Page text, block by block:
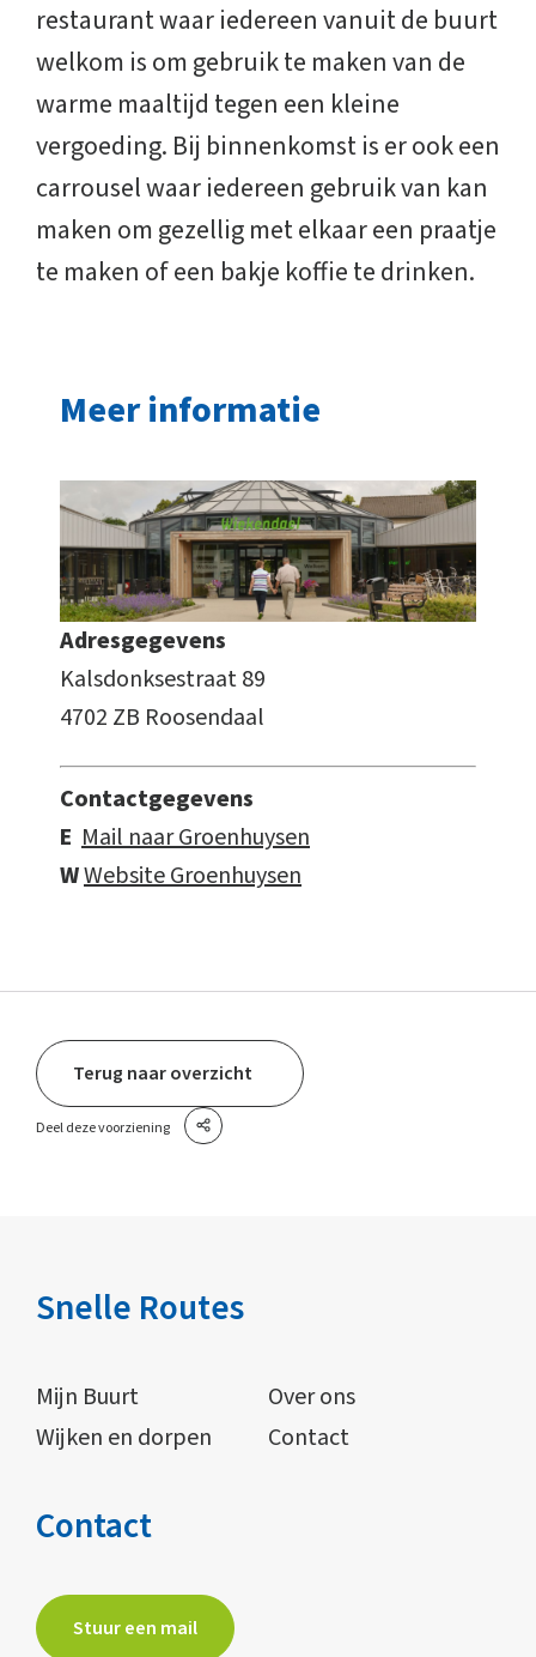
restaurant waar iedereen vanuit de buurt
welkom is om gebruik te maken van de
warme maaltijd tegen een kleine
vergoeding. Bij binnenkomst is er ook een
carrousel waar iedereen gebruik van kan
maken om gezellig met elkaar een praatje
te maken of een bakje koffie te drinken.
Meer informatie
Adresgegevens
Kalsdonksestraat 89
4702 ZB Roosendaal
Contactgegevens
E Mail naar Groenhuysen
WWebsite Groenhuysen
Terug naar overzicht
Deel deze voorziening
Snelle Routes
Mijn Buurt
Over ons
Wijken en dorpen
Contact
Contact
Stuur een mail